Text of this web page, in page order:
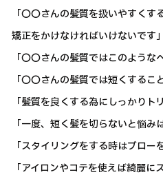
「〇〇さんの髪質を扱いやすく
矯正をかけなければいけないです」
「〇〇さんの髪質ではこのような
「〇〇さんの髪質では短くするこ
「髪質を良くする為にしっかりト
「一度、短く髪を切らないと悩み
「スタイリングをする時はブロー
「アイロンやコテを使えば綺麗に